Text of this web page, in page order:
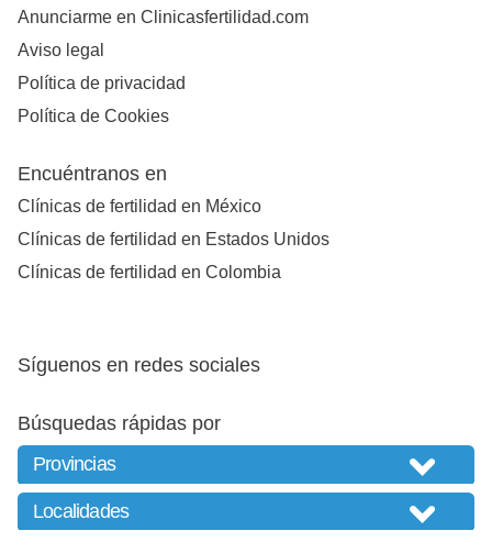
Anunciarme en Clinicasfertilidad.com
Aviso legal
Política de privacidad
Política de Cookies
Encuéntranos en
Clínicas de fertilidad en México
Clínicas de fertilidad en Estados Unidos
Clínicas de fertilidad en Colombia
Síguenos en redes sociales
Búsquedas rápidas por